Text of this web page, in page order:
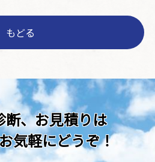
もどる
断、お見積りは
気軽にどうぞ！